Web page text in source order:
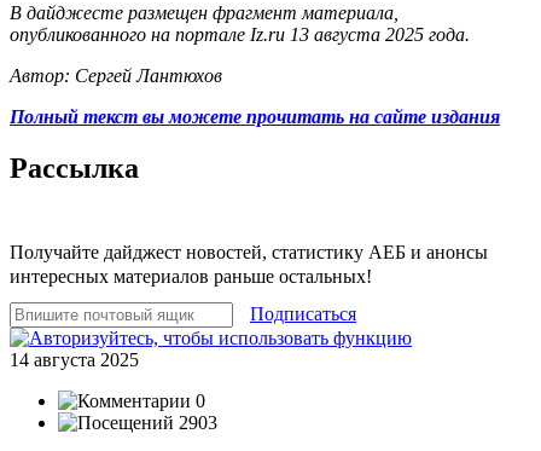
В дайджесте размещен фрагмент материала,
опубликованного на портале Iz.ru 13 августа 2025 года.
Автор: Сергей Лантюхов
Полный текст вы можете прочитать на сайте издания
Рассылка
Получайте дайджест новостей, статистику АЕБ и анонсы
интересных материалов раньше остальных!
Подписаться
14 августа 2025
0
2903